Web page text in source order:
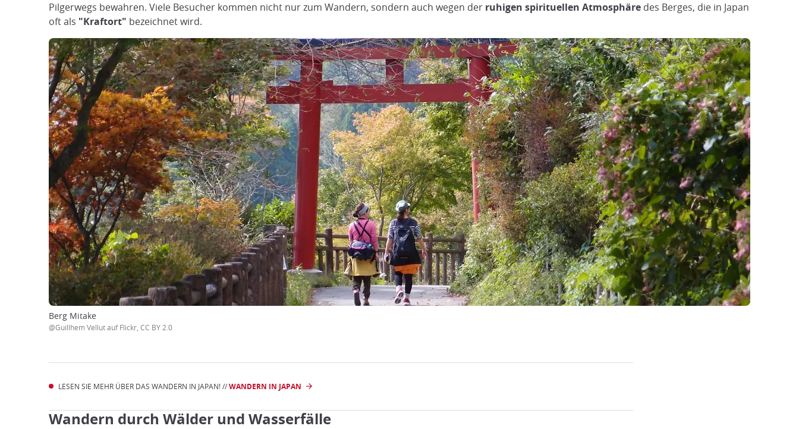
Pilgerwegs bewahren. Viele Besucher kommen nicht nur zum Wandern, sondern auch wegen der ruhigen spirituellen Atmosphäre des Berges, die in Japan
oft als "Kraftort" bezeichnet wird.
Berg Mitake
@Guillhem Vellut auf Flickr, CC BY 2.0
LESEN SIE MEHR ÜBER DAS WANDERN IN JAPAN! //WANDERN IN JAPAN
Wandern durch Wälder und Wasserfälle